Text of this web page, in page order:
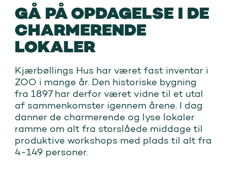
GÅ PÅ OPDAGELSE I DE
CHARMERENDE
LOKALER
Kjærbøllings Hus har været fast inventar i
ZOO i mange år. Den historiske bygning
fra 1897 har derfor været vidne til et utal
af sammenkomster igennem årene. I dag
danner de charmerende og lyse lokaler
ramme om alt fra storslåede middage til
produktive workshops med plads til alt fra
4-149 personer.